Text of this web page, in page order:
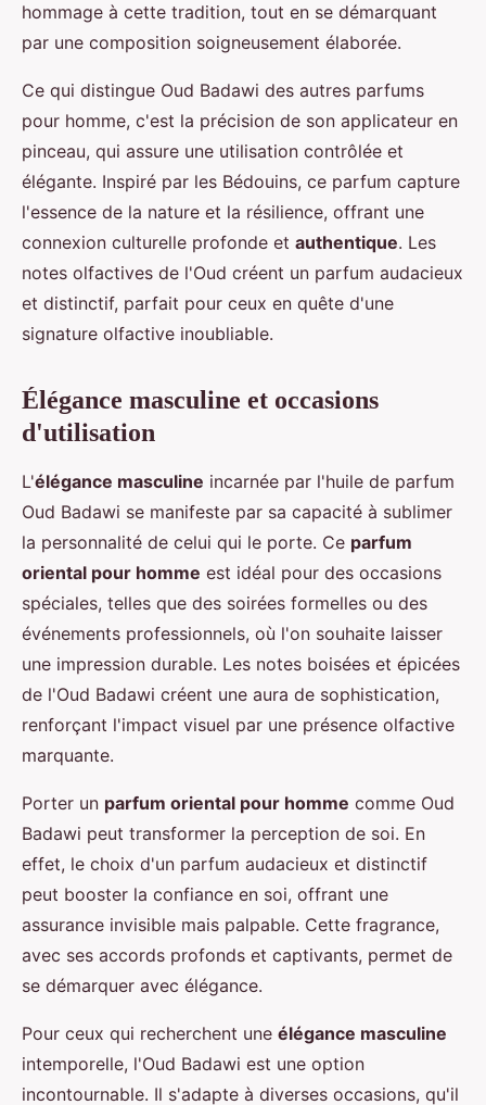
hommage à cette tradition, tout en se démarquant
par une composition soigneusement élaborée.
Ce qui distingue Oud Badawi des autres parfums
pour homme, c'est la précision de son applicateur en
pinceau, qui assure une utilisation contrôlée et
élégante. Inspiré par les Bédouins, ce parfum capture
l'essence de la nature et la résilience, offrant une
connexion culturelle profonde et authentique. Les
notes olfactives de l'Oud créent un parfum audacieux
et distinctif, parfait pour ceux en quête d'une
signature olfactive inoubliable.
Élégance masculine et occasions
d'utilisation
L'élégance masculine incarnée par l'huile de parfum
Oud Badawi se manifeste par sa capacité à sublimer
la personnalité de celui qui le porte. Ce parfum
oriental pour homme est idéal pour des occasions
spéciales, telles que des soirées formelles ou des
événements professionnels, où l'on souhaite laisser
une impression durable. Les notes boisées et épicées
de l'Oud Badawi créent une aura de sophistication,
renforçant l'impact visuel par une présence olfactive
marquante.
Porter un parfum oriental pour homme comme Oud
Badawi peut transformer la perception de soi. En
effet, le choix d'un parfum audacieux et distinctif
peut booster la confiance en soi, offrant une
assurance invisible mais palpable. Cette fragrance,
avec ses accords profonds et captivants, permet de
se démarquer avec élégance.
Pour ceux qui recherchent une élégance masculine
intemporelle, l'Oud Badawi est une option
incontournable. Il s'adapte à diverses occasions, qu'il